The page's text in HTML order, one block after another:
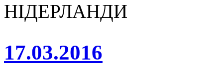
НІДЕРЛАНДИ
17.03.2016